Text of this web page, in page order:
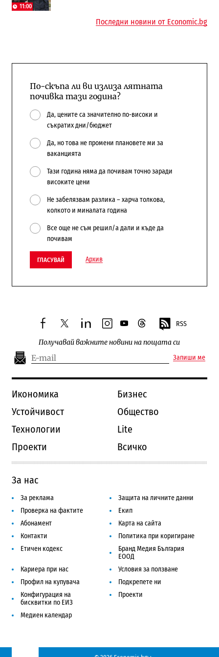
11:00
Последни новини от Economic.bg
По-скъпа ли ви излиза лятната
почивка тази година?
Да, цените са значително по-високи и
съкратих дни/бюджет
Да, но това не промени плановете ми за
ваканцията
Тази година няма да почивам точно заради
високите цени
Не забелязвам разлика – харча толкова,
колкото и миналата година
Все още не съм решил/а дали и къде да
почивам
ГЛАСУВАЙ Архив
facebooktwitterlinkedininstagram
youtubethreads RSS
Получавай важните новини на пощата си
Запиши ме
Икономика
Бизнес
Устойчивост
Общество
Технологии
Lite
Проекти
Всичко
За нас
За реклама
Защита на личните данни
Проверка на фактите
Екип
Абонамент
Карта на сайта
Контакти
Политика при коригиране
Етичен кодекс
Бранд Медия България
ЕООД
Кариера при нас
Условия за ползване
Профил на купувача
Подкрепете ни
Конфигурация на
бисквитки по ЕИЗ
Проекти
Медиен календар